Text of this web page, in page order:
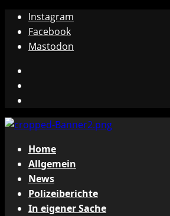
Zum
Inhalt
springen
Instagram
Facebook
Mastodon
Primäres
Menü
Home
Allgemein
News
Polizeiberichte
In eigener Sache